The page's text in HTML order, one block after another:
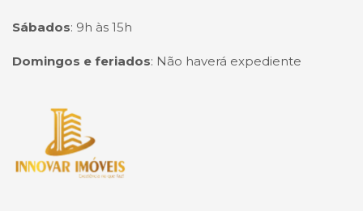
Sábados: 9h às 15h
Domingos e feriados: Não haverá expediente
Página inicial